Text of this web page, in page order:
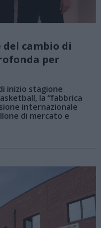
del cambio di
per
inizio stagione
la “fabbrica
internazionale
di mercato e